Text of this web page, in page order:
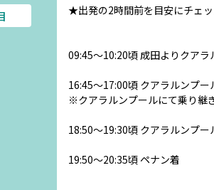
★出発の2時間前を目安にチェ
09:45～10:20頃 成田よりクアラ
16:45～17:00頃 クアラルンプー
※クアラルンプールにて乗り
18:50～19:30頃 クアラルンプ
19:50～20:35頃 ペナン着